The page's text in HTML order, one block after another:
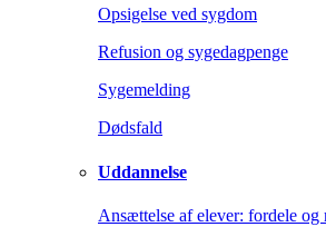
Opsigelse ved sygdom
Refusion og sygedagpenge
Sygemelding
Dødsfald
Uddannelse
Ansættelse af elever: fordele og